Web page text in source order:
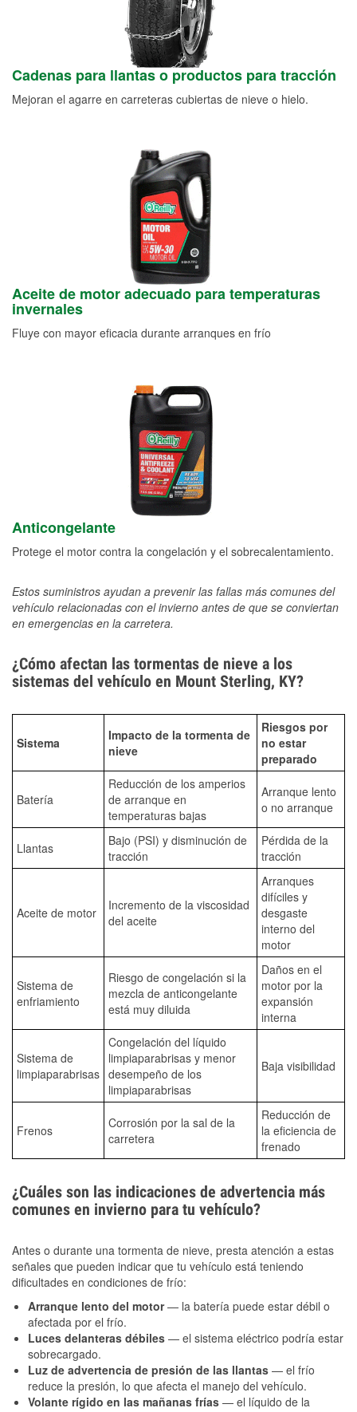
Cadenas para llantas o productos para tracción
Mejoran el agarre en carreteras cubiertas de nieve o hielo.
Aceite de motor adecuado para temperaturas
invernales
Fluye con mayor eficacia durante arranques en frío
Anticongelante
Protege el motor contra la congelación y el sobrecalentamiento.
Estos suministros ayudan a prevenir las fallas más comunes del
vehículo relacionadas con el invierno antes de que se conviertan
en emergencias en la carretera.
¿Cómo afectan las tormentas de nieve a los
sistemas del vehículo en Mount Sterling, KY?
Sistema
Impacto de la tormenta de
nieve
Riesgos por
no estar
preparado
Batería
Reducción de los amperios
de arranque en
temperaturas bajas
Arranque lento
o no arranque
Llantas
Bajo (PSI) y disminución de
tracción
Pérdida de la
tracción
Aceite de motor
Incremento de la viscosidad
del aceite
Arranques
difíciles y
desgaste
interno del
motor
Sistema de
enfriamiento
Riesgo de congelación si la
mezcla de anticongelante
está muy diluida
Daños en el
motor por la
expansión
interna
Sistema de
limpiaparabrisas
Congelación del líquido
limpiaparabrisas y menor
desempeño de los
limpiaparabrisas
Baja visibilidad
Frenos
Corrosión por la sal de la
carretera
Reducción de
la eficiencia de
frenado
¿Cuáles son las indicaciones de advertencia más
comunes en invierno para tu vehículo?
Antes o durante una tormenta de nieve, presta atención a estas
señales que pueden indicar que tu vehículo está teniendo
dificultades en condiciones de frío:
Arranque lento del motor— la batería puede estar débil o
afectada por el frío.
Luces delanteras débiles — el sistema eléctrico podría estar
sobrecargado.
Luz de advertencia de presión de las llantas — el frío
reduce la presión, lo que afecta el manejo del vehículo.
Volante rígido en las mañanas frías — el líquido de la